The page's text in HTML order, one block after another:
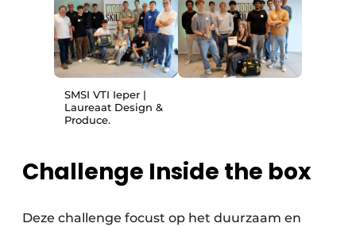
SMSI VTI Ieper |
Laureaat Design &
Produce.
Challenge Inside the box
Deze challenge focust op het duurzaam en